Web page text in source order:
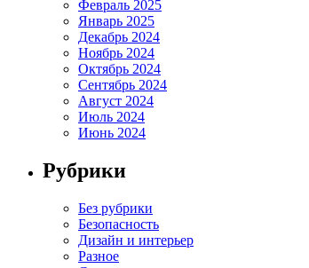
Февраль 2025
Январь 2025
Декабрь 2024
Ноябрь 2024
Октябрь 2024
Сентябрь 2024
Август 2024
Июль 2024
Июнь 2024
Рубрики
Без рубрики
Безопасность
Дизайн и интерьер
Разное